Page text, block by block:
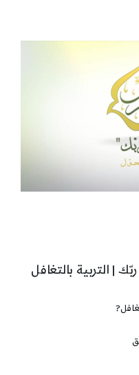
| التربية بالتغافل